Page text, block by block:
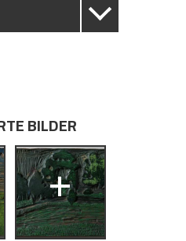
BILDER
+